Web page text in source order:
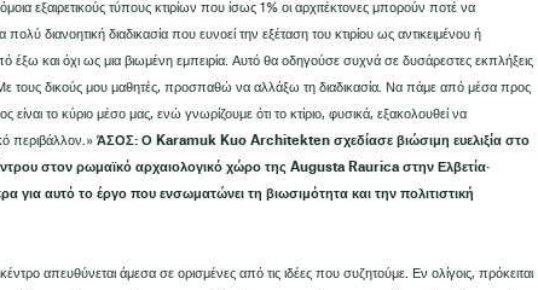
εξαιρετικούς τύπους κτιρίων που ίσως 1% οι αρχιτέκτονες μπορούν ποτέ να
διανοητική διαδικασία που ευνοεί την εξέταση του κτιρίου ως αντικειμένου ή
έξω και όχι ως μια βιωμένη εμπειρία. Αυτό θα οδηγούσε συχνά σε δυσάρεστες εκπλήξεις
τους δικούς μου μαθητές, προσπαθώ να αλλάξω τη διαδικασία. Να πάμε από μέσα προς
το κύριο μέσο μας, ενώ γνωρίζουμε ότι το κτίριο, φυσικά, εξακολουθεί να
περιβάλλον.» ΆΣΟΣ: Ο Karamuk Kuo Architekten σχεδίασε βιώσιμη ευελιξία στο
στον ρωμαϊκό αρχαιολογικό χώρο της Augusta Raurica στην Ελβετία·
για αυτό το έργο που ενσωματώνει τη βιωσιμότητα και την πολιτιστική
απευθύνεται άμεσα σε ορισμένες από τις ιδέες που συζητούμε. Εν ολίγοις, πρόκειται